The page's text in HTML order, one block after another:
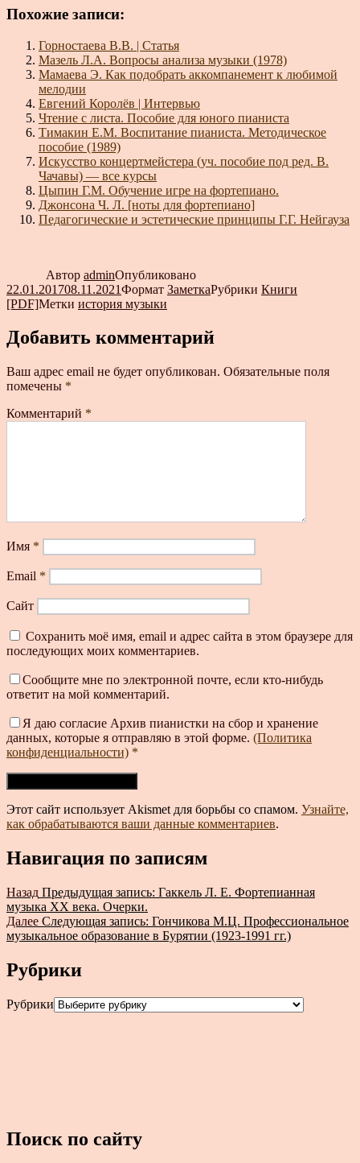
Похожие записи:
Горностаева В.В. | Статья
Мазель Л.А. Вопросы анализа музыки (1978)
Мамаева Э. Как подобрать аккомпанемент к любимой
мелодии
Евгений Королёв | Интервью
Чтение с листа. Пособие для юного пианиста
Тимакин Е.М. Воспитание пианиста. Методическое
пособие (1989)
Искусство концертмейстера (уч. пособие под ред. В.
Чачавы) — все курсы
Цыпин Г.М. Обучение игре на фортепиано.
Джонсона Ч. Л. [ноты для фортепиано]
Педагогические и эстетические принципы Г.Г. Нейгауза
Автор adminОпубликовано
22.01.201708.11.2021Формат ЗаметкаРубрики Книги
[PDF]Метки история музыки
Добавить комментарий
Ваш адрес email не будет опубликован. Обязательные поля
помечены *
Комментарий *
Имя *
Email *
Сайт
Сохранить моё имя, email и адрес сайта в этом браузере для
последующих моих комментариев.
Сообщите мне по электронной почте, если кто-нибудь
ответит на мой комментарий.
Я даю согласие Архив пианистки на сбор и хранение
данных, которые я отправляю в этой форме. (Политика
конфиденциальности) *
Этот сайт использует Akismet для борьбы со спамом. Узнайте,
как обрабатываются ваши данные комментариев.
Навигация по записям
Назад Предыдущая запись: Гаккель Л. Е. Фортепианная
музыка ХХ века. Очерки.
Далее Следующая запись: Гончикова М.Ц. Профессиональное
музыкальное образование в Бурятии (1923-1991 гг.)
Рубрики
Рубрики
Поиск по сайту